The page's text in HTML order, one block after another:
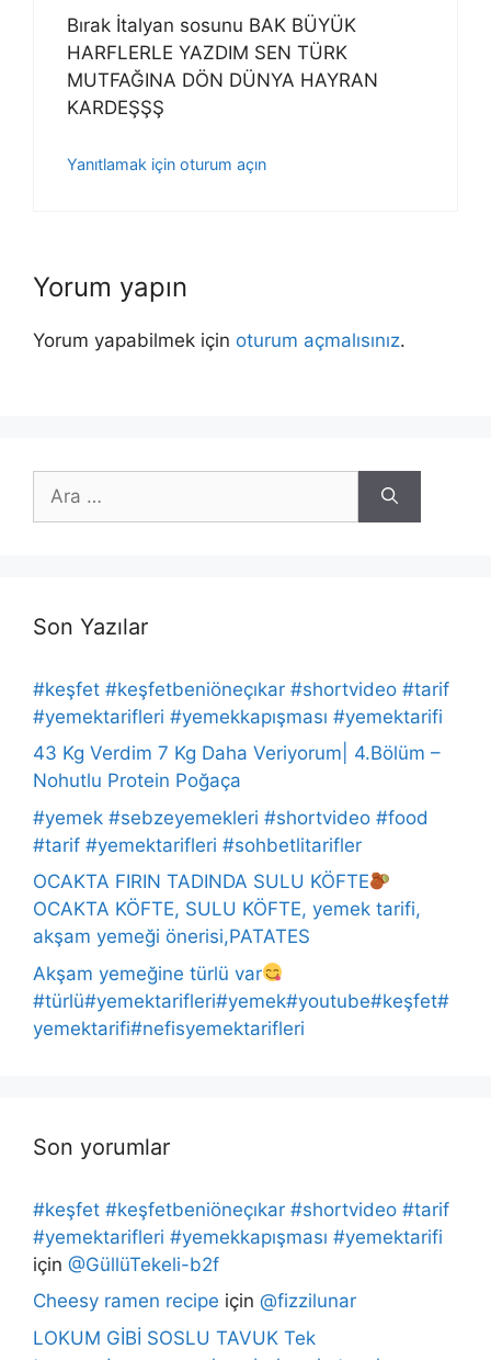
Bırak İtalyan sosunu BAK BÜYÜK
HARFLERLE YAZDIM SEN TÜRK
MUTFAĞINA DÖN DÜNYA HAYRAN
KARDEŞŞŞ
Yanıtlamak için oturum açın
Yorum yapın
Yorum yapabilmek için oturum açmalısınız.
ara
Son Yazılar
#keşfet #keşfetbeniöneçıkar #shortvideo #tarif
#yemektarifleri #yemekkapışması #yemektarifi
43 Kg Verdim 7 Kg Daha Veriyorum| 4.Bölüm –
Nohutlu Protein Poğaça
#yemek #sebzeyemekleri #shortvideo #food
#tarif #yemektarifleri #sohbetlitarifler
OCAKTA FIRIN TADINDA SULU KÖFTE
OCAKTA KÖFTE, SULU KÖFTE, yemek tarifi,
akşam yemeği önerisi,PATATES
Akşam yemeğine türlü var
#türlü#yemektarifleri#yemek#youtube#keşfet#
yemektarifi#nefisyemektarifleri
Son yorumlar
#keşfet #keşfetbeniöneçıkar #shortvideo #tarif
#yemektarifleri #yemekkapışması #yemektarifi
için @GüllüTekeli-b2f
Cheesy ramen recipe için @fizzilunar
LOKUM GİBİ SOSLU TAVUK Tek